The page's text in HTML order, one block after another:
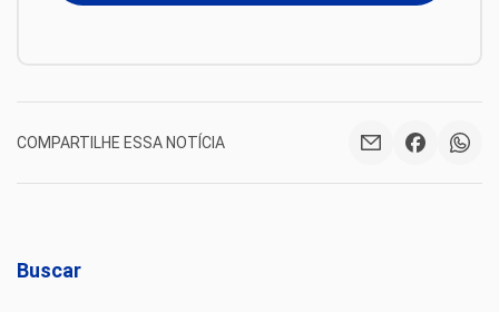
COMPARTILHE ESSA NOTÍCIA
Buscar